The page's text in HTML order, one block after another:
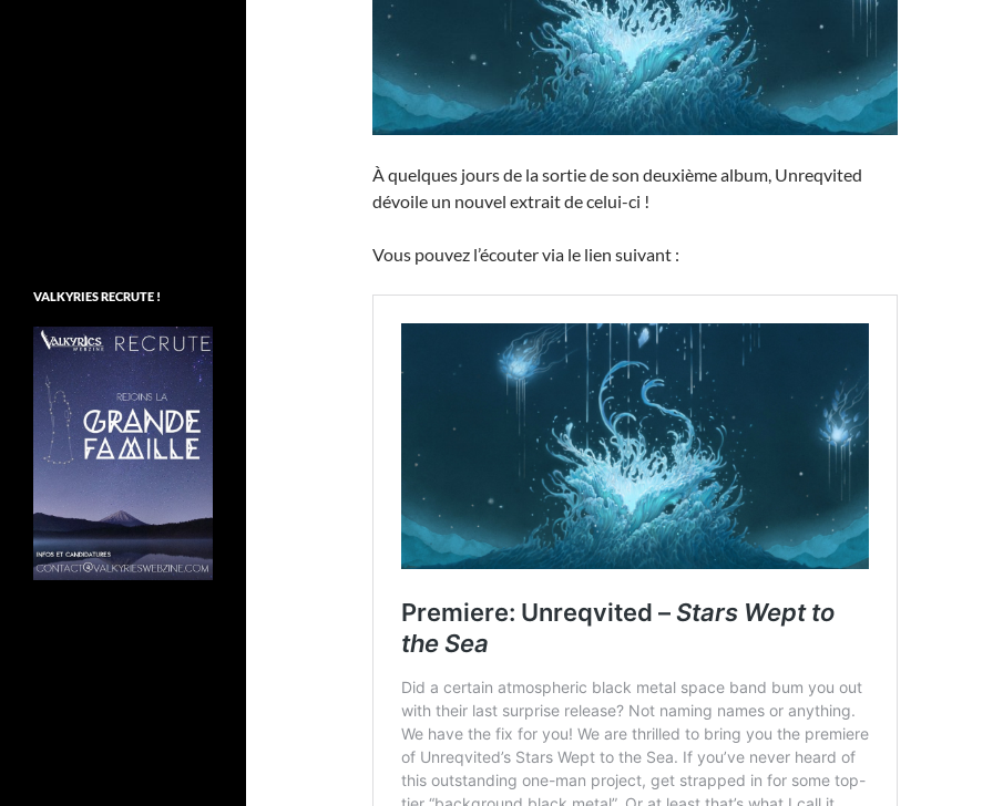
À quelques jours de la sortie de son deuxième album, Unreqvited
dévoile un nouvel extrait de celui-ci !
Vous pouvez l’écouter via le lien suivant :
VALKYRIES RECRUTE !